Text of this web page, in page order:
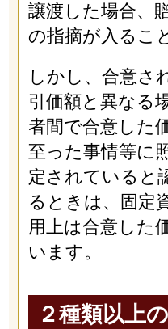
譲渡した場合、
の指摘が入るこ
しかし、合意さ
引価額と異なる
者間で合意した
至った事情等に
定されていると
るときは、固定
用上は合意した
います。
２種類以上